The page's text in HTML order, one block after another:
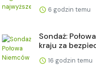
6 godzin temu
Sondaż:
kraju za
16 godzin temu